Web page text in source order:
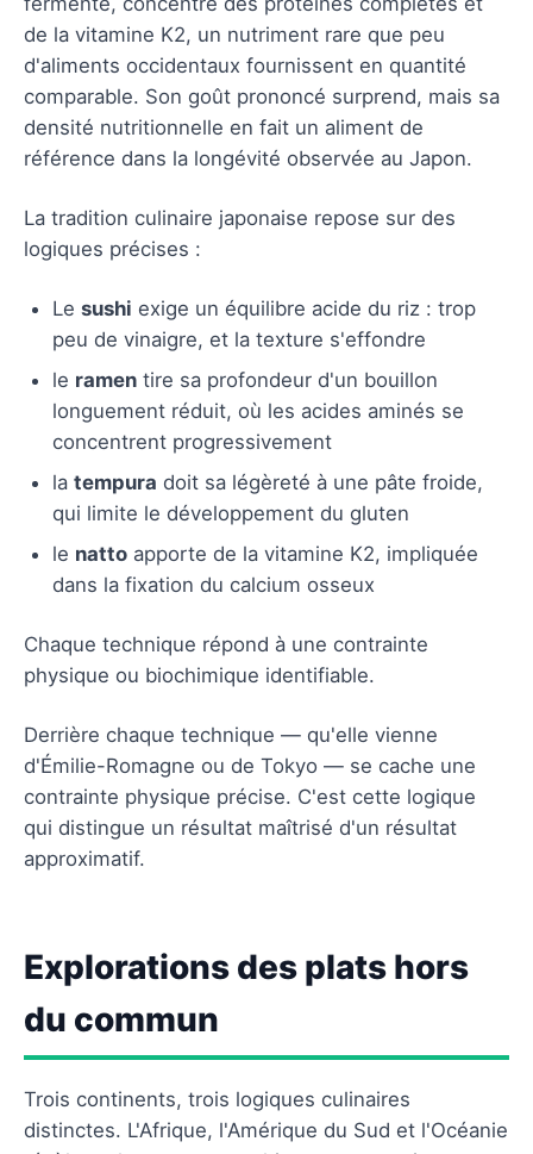
de la vitamine K2, un nutriment rare que peu
d'aliments occidentaux fournissent en quantité
comparable. Son goût prononcé surprend, mais sa
densité nutritionnelle en fait un aliment de
référence dans la longévité observée au Japon.
La tradition culinaire japonaise repose sur des
logiques précises :
Le sushi exige un équilibre acide du riz : trop
peu de vinaigre, et la texture s'effondre
le ramen tire sa profondeur d'un bouillon
longuement réduit, où les acides aminés se
concentrent progressivement
la tempura doit sa légèreté à une pâte froide,
qui limite le développement du gluten
le natto apporte de la vitamine K2, impliquée
dans la fixation du calcium osseux
Chaque technique répond à une contrainte
physique ou biochimique identifiable.
Derrière chaque technique — qu'elle vienne
d'Émilie-Romagne ou de Tokyo — se cache une
contrainte physique précise. C'est cette logique
qui distingue un résultat maîtrisé d'un résultat
approximatif.
Explorations des plats hors
du commun
Trois continents, trois logiques culinaires
distinctes. L'Afrique, l'Amérique du Sud et l'Océanie